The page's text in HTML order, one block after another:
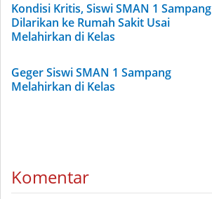
Kondisi Kritis, Siswi SMAN 1 Sampang
Dilarikan ke Rumah Sakit Usai
Melahirkan di Kelas
Geger Siswi SMAN 1 Sampang
Melahirkan di Kelas
Komentar